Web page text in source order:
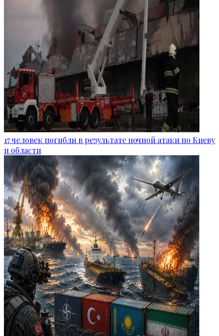
17 человек погибли в результате ночной атаки по Киеву
и области